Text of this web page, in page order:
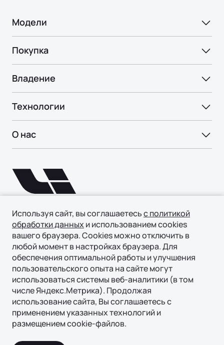
Ли Авто | Li Auto в соцсетях
Ли Авто | Li Auto в соцсетях
Ли Авто | Li Auto в соцсетях
Ли Авто | Li Auto в соцсетях
Модели
Ли Л7 | Li L7
Ли Л9 | Li L9
Покупка
Тест-драйв
Найти дилера
Специальные предложения
КОРПОРАТИВНЫЕ ПРОДАЖИ
Корпоративным клиентам
Лизинг
ФИНАНСЫ И УСЛУГИ
Финансовые программы
Трейд-ин
Страхование
Владение
Регламент ТО
Проверка подлинности
ПОДДЕРЖКА
Страховая гарантия
Руководства по эксплуатации
Технологии
Уникальная подвеска
Безопасность
Акустический комфорт (NVH)
Интеллектуальные ассистенты
Обновление ПО
Операционная система
О нас
Бренд Ли Авто | Li Auto
Новости
Вопрос | ответ
СОТРУДНИЧЕСТВО
Стать дилером
Контакты
Мы в соцсетях
© 2026 Филиал ООО «ГИПЕРИОН ЛИЗИНГ (ТЯНЬЦЗИНЬ)»,
официальный дистрибьютор Ли Авто | Li Auto в России
Политика конфиденциальности
Правовая информация
Используя сайт, вы соглашаетесьс политикой
обработки данных и использованием cookies
вашего браузера. Cookies можно отключить в
любой момент в настройках браузера. Для
обеспечения оптимальной работы и улучшения
пользовательского опыта на сайте могут
использоваться системы веб-аналитики (в том
числе Яндекс.Метрика). Продолжая
использование сайта, Вы соглашаетесь с
применением указанных технологий и
размещением cookie-файлов.